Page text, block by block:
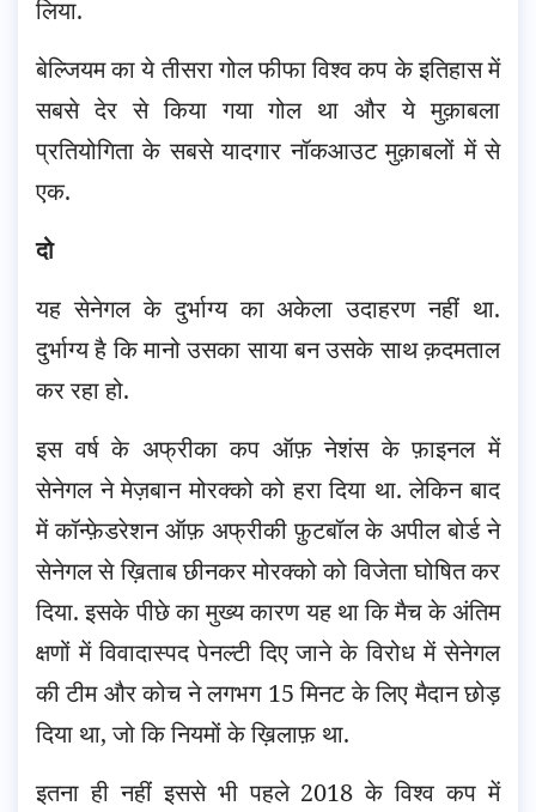
लिया.
बेल्जियम का ये तीसरा गोल फीफा विश्व कप के इतिहास में
सबसे देर से किया गया गोल था और ये मुक़ाबला
प्रतियोगिता के सबसे यादगार नॉकआउट मुक़ाबलों में से
एक.
दो
यह सेनेगल के दुर्भाग्य का अकेला उदाहरण नहीं था.
दुर्भाग्य है कि मानो उसका साया बन उसके साथ क़दमताल
कर रहा हो.
इस वर्ष के अफ्रीका कप ऑफ़ नेशंस के फ़ाइनल में
सेनेगल ने मेज़बान मोरक्को को हरा दिया था. लेकिन बाद
में कॉन्फ़ेडरेशन ऑफ़ अफ्रीकी फ़ुटबॉल के अपील बोर्ड ने
सेनेगल से ख़िताब छीनकर मोरक्को को विजेता घोषित कर
दिया. इसके पीछे का मुख्य कारण यह था कि मैच के अंतिम
क्षणों में विवादास्पद पेनल्टी दिए जाने के विरोध में सेनेगल
की टीम और कोच ने लगभग 15 मिनट के लिए मैदान छोड़
दिया था, जो कि नियमों के ख़िलाफ़ था.
इतना ही नहीं इससे भी पहले 2018 के विश्व कप में